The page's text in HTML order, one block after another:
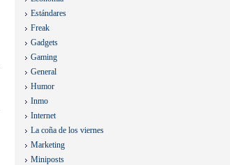
Estándares
Freak
Gadgets
Gaming
General
Humor
Inmo
Internet
La coña de los viernes
Marketing
Miniposts